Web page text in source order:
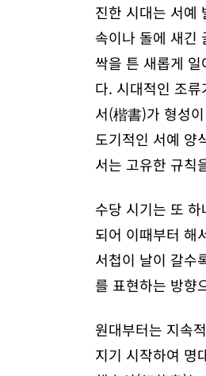
진한 시대는 서예
속이나 돌에 새긴
싹을 튼 새롭게
다. 시대적인 조
서(楷書)가 형성
도기적인 서예 양
서는 고유한 규칙
수당 시기는 또
되어 이때부터 해
서첩이 날이 갈수
를 표현하는 방향
원대부터는 지속
지기 시작하여 명